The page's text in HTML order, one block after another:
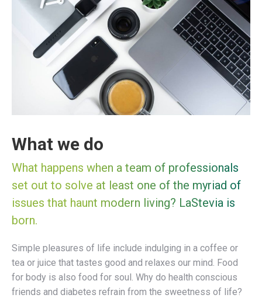
What we do
What happens when a team of professionals
set out to solve at least one of the myriad of
issues that haunt modern living? LaStevia is
born.
Simple pleasures of life include indulging in a coffee or
tea or juice that tastes good and relaxes our mind. Food
for body is also food for soul. Why do health conscious
friends and diabetes refrain from the sweetness of life?